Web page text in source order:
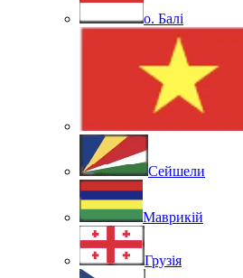
о. Балі
Сейшели
Маврикій
Грузія